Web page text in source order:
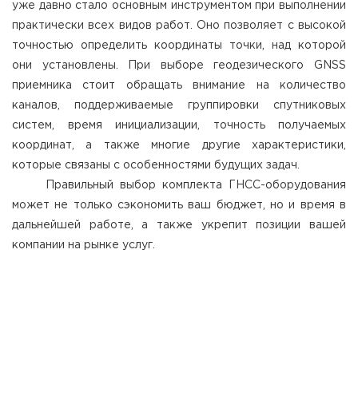
уже давно стало основным инструментом при выполнении
практически всех видов работ. Оно позволяет с высокой
точностью определить координаты точки, над которой
они установлены. При выборе геодезического GNSS
приемника стоит обращать внимание на количество
каналов, поддерживаемые группировки спутниковых
систем, время инициализации, точность получаемых
координат, а также многие другие характеристики,
которые связаны с особенностями будущих задач.
Правильный выбор комплекта ГНСС-оборудования
может не только сэкономить ваш бюджет, но и время в
дальнейшей работе, а также укрепит позиции вашей
компании на рынке услуг.